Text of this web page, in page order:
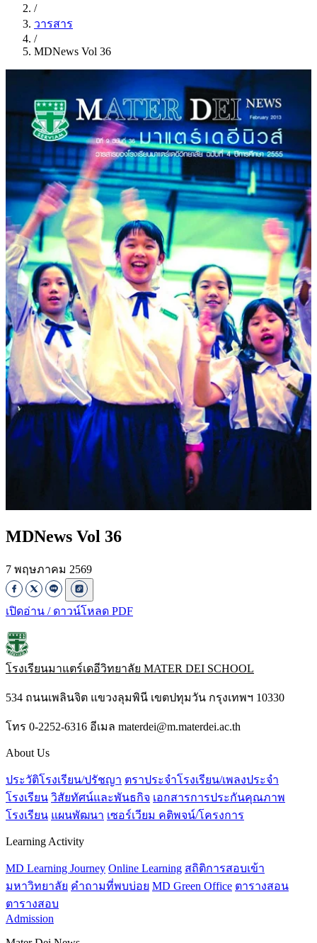
/
วารสาร
/
MDNews Vol 36
MDNews Vol 36
7 พฤษภาคม 2569
เปิดอ่าน / ดาวน์โหลด PDF
โรงเรียนมาแตร์เดอีวิทยาลัย MATER DEI SCHOOL
534 ถนนเพลินจิต แขวงลุมพินี เขตปทุมวัน กรุงเทพฯ 10330
โทร 0-2252-6316 อีเมล materdei@m.materdei.ac.th
About Us
ประวัติโรงเรียน/ปรัชญา ตราประจำโรงเรียน/เพลงประจำ
โรงเรียน วิสัยทัศน์และพันธกิจ เอกสารการประกันคุณภาพ
โรงเรียน แผนพัฒนา เซอร์เวียม คติพจน์/โครงการ
Learning Activity
MD Learning Journey Online Learning สถิติการสอบเข้า
มหาวิทยาลัย คำถามที่พบบ่อย MD Green Office ตารางสอน
ตารางสอบ
Admission